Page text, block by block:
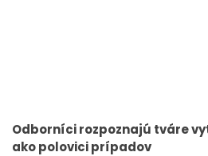
Odborníci rozpoznajú tváre
ako polovici prípadov